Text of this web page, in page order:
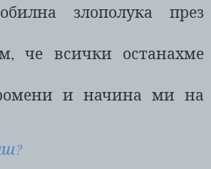
злополука през
че всички останахме
и начина ми на